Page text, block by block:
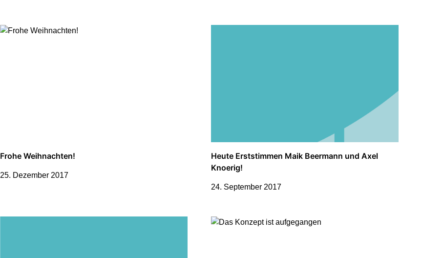
Frohe Weihnachten!
25. Dezember 2017
Heute Erststimmen Maik Beermann und Axel
Knoerig!
24. September 2017